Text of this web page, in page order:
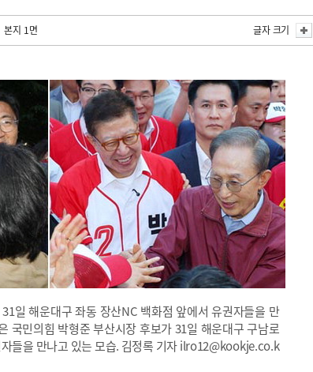
지 1면 글자 크기
일 해운대구 좌동 장산NC 백화점 앞에서 유권자들을 만
국민의힘 박형준 부산시장 후보가 31일 해운대구 구남로
들을 만나고 있는 모습. 김정록 기자 ilro12@kookje.co.k